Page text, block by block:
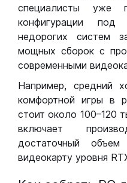
специалисты уже
конфигурации
недорогих систем
мощных сборок с
современными
Например, средний
комфортной игры в
стоит около 100–120
включает
достаточный
видеокарту уровня